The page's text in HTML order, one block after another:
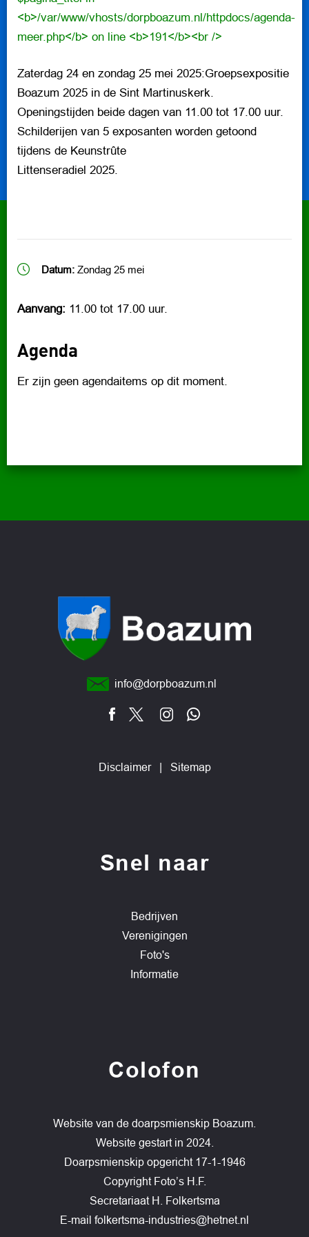
INFORMATIE
Zaterdag 24 en zondag 25 mei 2025:Groepsexpositie
Boazum 2025 in de Sint Martinuskerk.
Openingstijden beide dagen van 11.00 tot 17.00 uur.
Schilderijen van 5 exposanten worden getoond
tijdens de Keunstrûte
Littenseradiel 2025.
Datum: Zondag 25 mei
Aanvang: 11.00 tot 17.00 uur.
Agenda
Er zijn geen agendaitems op dit moment.
info@dorpboazum.nl
Disclaimer| Sitemap
Snel naar
Bedrijven
Verenigingen
Foto's
Informatie
Colofon
Website van de doarpsmienskip Boazum.
Website gestart in 2024.
Doarpsmienskip opgericht 17-1-1946
Copyright Foto’s H.F.
Secretariaat H. Folkertsma
E-mail folkertsma-industries@hetnet.nl